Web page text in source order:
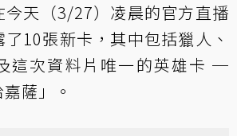
今天（3/27）凌晨的官方直播
10張新卡，其中包括獵人、
這次資料片唯一的英雄卡 ─
薩」。